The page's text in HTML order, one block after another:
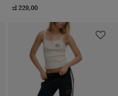
zł 229,00